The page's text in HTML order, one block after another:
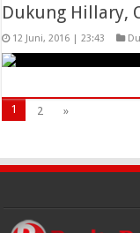
Dukung Hillary,
12 Juni, 2016 | 23:43
1 2 »